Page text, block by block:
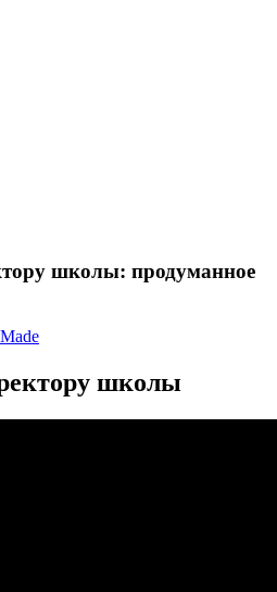
школы: продуманное
школы